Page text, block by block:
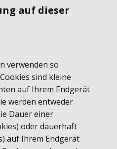
auf dieser
verwenden so
sind kleine
auf Ihrem Endgerät
werden entweder
Dauer einer
oder dauerhaft
auf Ihrem Endgerät